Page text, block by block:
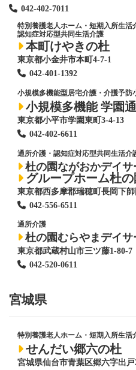
042-402-7011
特別養護老人ホーム ・短期入所生活
認知症対応型共同生活介護
本町けやきの杜
東京都小金井市本町4-7-1
042-401-1392
小規模多機能型居宅介護・介護予防
小規模多機能 学園
東京都小平市学園東町3-4-13
042-402-6611
通所介護・認知症対応型共同生活介
杜の園ながおかデイ
グループホーム杜
東京都西多摩郡瑞穂町長岡下師
042-556-6511
通所介護
杜の園むらやまデイ
東京都武蔵村山市三ツ藤1-80-7
042-520-0611
宮城県
特別養護老人ホーム ・短期入所生活
せんだい郷六の杜
宮城県仙台市青葉区郷六字出戸